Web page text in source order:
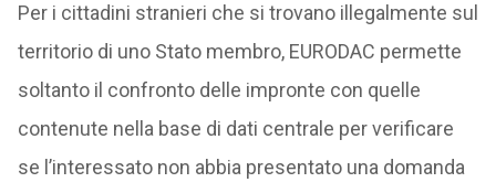
Per i cittadini stranieri che si trovano illegalmente sul
territorio di uno Stato membro, EURODAC permette
soltanto il confronto delle impronte con quelle
contenute nella base di dati centrale per verificare
se l’interessato non abbia presentato una domanda